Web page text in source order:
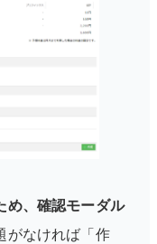
め、確認モーダル
がなければ「作